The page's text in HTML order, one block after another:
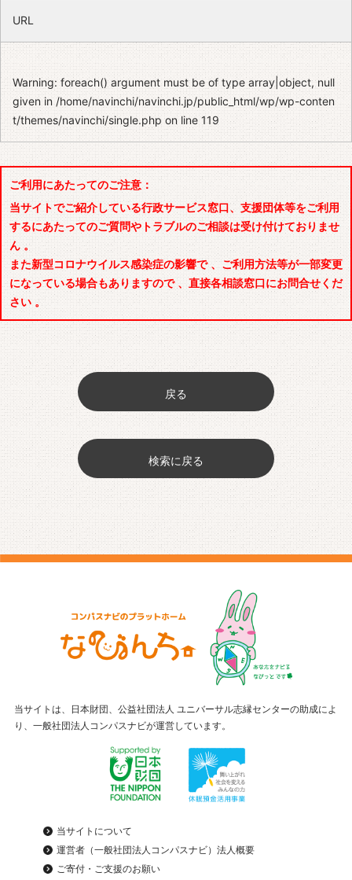
URL
Warning: foreach() argument must be of type array|object, null
given in/home/navinchi/navinchi.jp/public_html/wp/wp-conten
t/themes/navinchi/single.php on line119
ご利用にあたってのご注意：
当サイトでご紹介している行政サービス窓口、支援団体等をご利用
するにあたってのご質問やトラブルのご相談は受け付けておりませ
ん 。
また新型コロナウイルス感染症の影響で 、ご利用方法等が一部変更
になっている場合もありますので 、直接各相談窓口にお問合せくだ
さい 。
戻る
検索に戻る
当サイトは、日本財団、公益社団法人 ユニバーサル志縁センターの助成によ
り、一般社団法人コンパスナビが運営しています。
当サイトについて
運営者（一般社団法人コンパスナビ）法人概要
ご寄付・ご支援のお願い